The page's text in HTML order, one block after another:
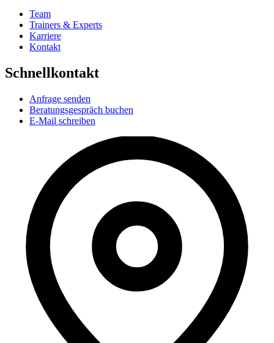
Team
Trainers & Experts
Karriere
Kontakt
Schnellkontakt
Anfrage senden
Beratungsgespräch buchen
E-Mail schreiben